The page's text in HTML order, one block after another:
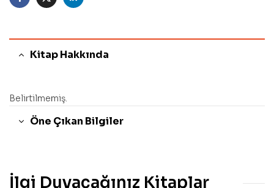
FacebookTwitterLinkedin
Kitap Hakkında
Belirtilmemiş.
Öne Çıkan Bilgiler
İlgi Duyacağınız Kitaplar